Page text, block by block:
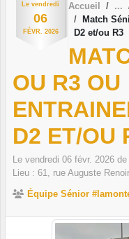
Le vendredi
06
FÉVR. 2026
Accueil
Match
D2 et/ou R3
OU R3 OU
D2 ET/OU
Le vendredi 06 févr. 2026 de
Lieu : 61, rue Auguste Renoir
Équipe Sénior